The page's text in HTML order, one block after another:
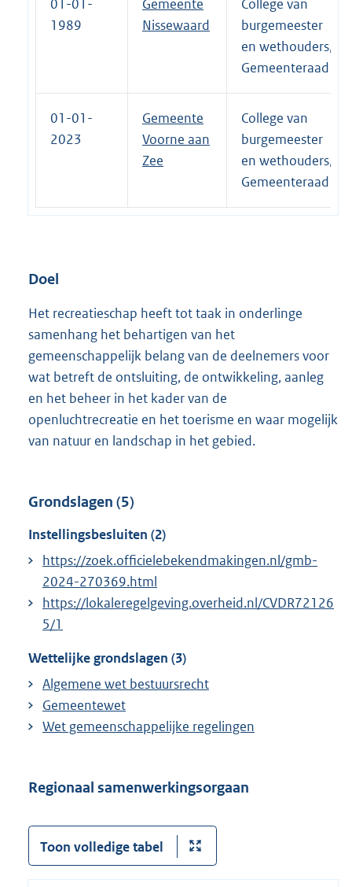
01-01-
1989
Gemeente
Nissewaard
College van
burgemeester
en wethouders,
Gemeenteraad
01-01-
2023
Gemeente
Voorne aan
Zee
College van
burgemeester
en wethouders,
Gemeenteraad
Doel
Het recreatieschap heeft tot taak in onderlinge
samenhang het behartigen van het
gemeenschappelijk belang van de deelnemers voor
wat betreft de ontsluiting, de ontwikkeling, aanleg
en het beheer in het kader van de
openluchtrecreatie en het toerisme en waar mogelijk
van natuur en landschap in het gebied.
Grondslagen (5)
Instellingsbesluiten (2)
https://zoek.officielebekendmakingen.nl/gmb-
2024-270369.html
https://lokaleregelgeving.overheid.nl/CVDR72126
5/1
Wettelijke grondslagen (3)
Algemene wet bestuursrecht
Gemeentewet
Wet gemeenschappelijke regelingen
Regionaal samenwerkingsorgaan
Toon volledige tabel